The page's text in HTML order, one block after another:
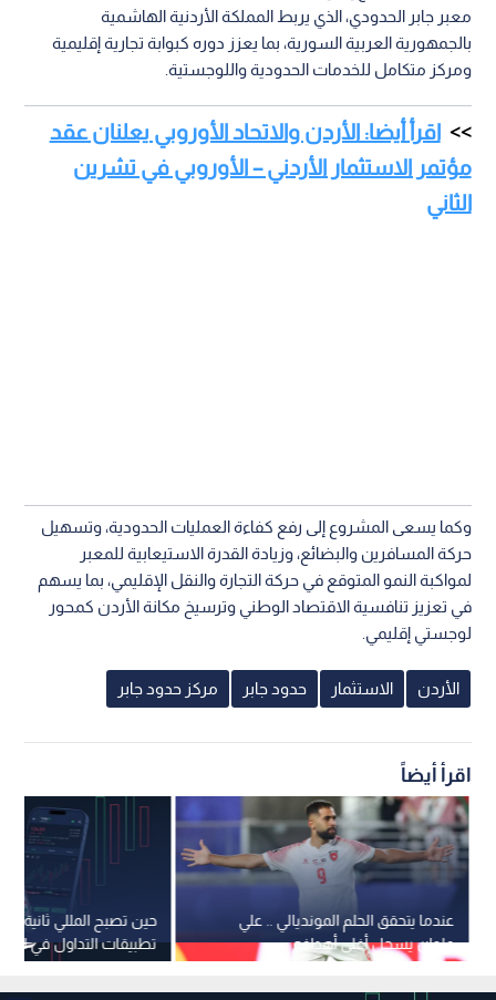
معبر جابر الحدودي، الذي يربط المملكة الأردنية الهاشمية
بالجمهورية العربية السورية، بما يعزز دوره كبوابة تجارية إقليمية
ومركز متكامل للخدمات الحدودية واللوجستية.
اقرأ أيضا: الأردن والاتحاد الأوروبي يعلنان عقد
مؤتمر الاستثمار الأردني – الأوروبي في تشرين
الثاني
وكما يسعى المشروع إلى رفع كفاءة العمليات الحدودية، وتسهيل
حركة المسافرين والبضائع، وزيادة القدرة الاستيعابية للمعبر
لمواكبة النمو المتوقع في حركة التجارة والنقل الإقليمي، بما يسهم
في تعزيز تنافسية الاقتصاد الوطني وترسيخ مكانة الأردن كمحور
لوجستي إقليمي.
الأردن الاستثمار حدود جابر مركز حدود جابر
اقرأ أيضاً
حين تصبح المللي ثانية
تطبيقات التداول في
تقنية
عندما يتحقق الحلم المونديالي .. علي
علوان يسجل أغلى أهدافه